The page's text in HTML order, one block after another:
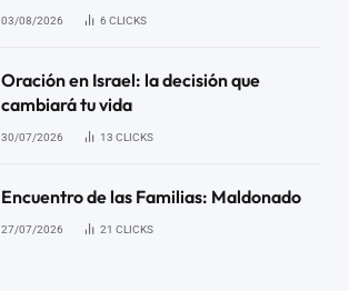
03/08/2026 6 CLICKS
Oración en Israel: la decisión que
cambiará tu vida
30/07/2026 13 CLICKS
Encuentro de las Familias: Maldonado
27/07/2026 21 CLICKS